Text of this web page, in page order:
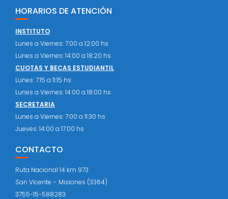
HORARIOS DE ATENCIÓN
INSTITUTO
Lunes a Viernes: 7:00 a 12:00 hs
Lunes a Viernes: 14:00 a 18:20 hs
CUOTAS Y BECAS ESTUDIANTIL
Lunes: 7:15 a 11:15 hs
Lunes a Viernes: 14:00 a 18:00 hs
SECRETARIA
Lunes a Viernes: 7:00 a 11:30 hs
Jueves: 14:00 a 17:00 hs
CONTACTO
Ruta Nacional 14 km 973
San Vicente – Misiones (3364)
3755-15-588283